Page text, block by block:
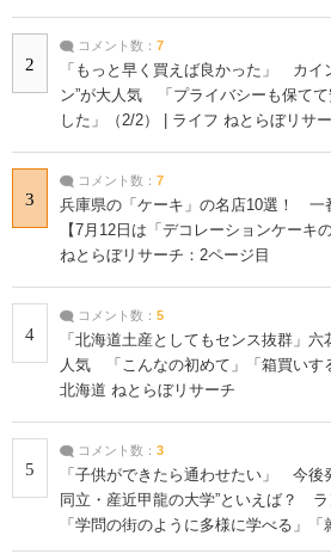
2
コメント数： 7
「もっと早く買えば良かった」 カイ
ン”が大人気 「プライバシーも保てて
した」（2/2） | ライフ ねとらぼリサ
3
コメント数： 7
兵庫県の「ケーキ」の名店10選！ 一
【7月12日は「デコレーションケーキ
ねとらぼリサーチ：2ページ目
4
コメント数： 5
「北海道土産としてもセンス抜群」六
人気 「こんなの初めて」「箱買いす
北海道 ねとらぼリサーチ
5
コメント数： 3
「子供ができたら通わせたい」 今後
同立・産近甲龍の大学”といえば？
「学問の街のように多様に学べる」
| 大学 ねとらぼリサーチ